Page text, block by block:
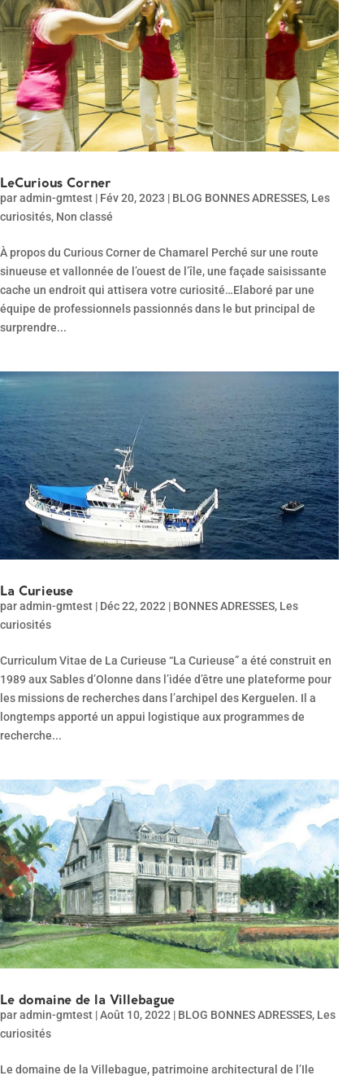
LeCurious Corner
paradmin-gmtest | Fév 20, 2023 | BLOG BONNES ADRESSES, Les
curiosités, Non classé
À propos du Curious Corner de Chamarel Perché sur une route
sinueuse et vallonnée de l’ouest de l’île, une façade saisissante
cache un endroit qui attisera votre curiosité…Elaboré par une
équipe de professionnels passionnés dans le but principal de
surprendre...
La Curieuse
paradmin-gmtest | Déc 22, 2022 | BONNES ADRESSES, Les
curiosités
Curriculum Vitae de La Curieuse “La Curieuse” a été construit en
1989 aux Sables d’Olonne dans l’idée d’être une plateforme pour
les missions de recherches dans l’archipel des Kerguelen. Il a
longtemps apporté un appui logistique aux programmes de
recherche...
Le domaine de la Villebague
paradmin-gmtest |Août 10, 2022 | BLOG BONNES ADRESSES, Les
curiosités
Le domaine de la Villebague, patrimoine architectural de l’Ile